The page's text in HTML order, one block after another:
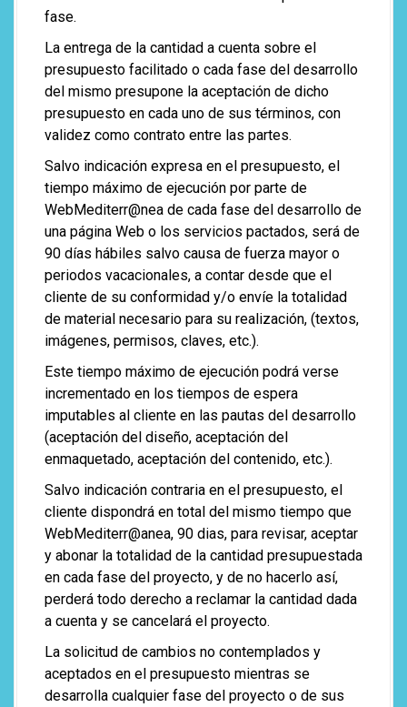
fase.
La entrega de la cantidad a cuenta sobre el
presupuesto facilitado o cada fase del desarrollo
del mismo presupone la aceptación de dicho
presupuesto en cada uno de sus términos, con
validez como contrato entre las partes.
Salvo indicación expresa en el presupuesto, el
tiempo máximo de ejecución por parte de
WebMediterr@nea de cada fase del desarrollo de
una página Web o los servicios pactados, será de
90 días hábiles salvo causa de fuerza mayor o
periodos vacacionales, a contar desde que el
cliente de su conformidad y/o envíe la totalidad
de material necesario para su realización, (textos,
imágenes, permisos, claves, etc.).
Este tiempo máximo de ejecución podrá verse
incrementado en los tiempos de espera
imputables al cliente en las pautas del desarrollo
(aceptación del diseño, aceptación del
enmaquetado, aceptación del contenido, etc.).
Salvo indicación contraria en el presupuesto, el
cliente dispondrá en total del mismo tiempo que
WebMediterr@anea, 90 dias, para revisar, aceptar
y abonar la totalidad de la cantidad presupuestada
en cada fase del proyecto, y de no hacerlo así,
perderá todo derecho a reclamar la cantidad dada
a cuenta y se cancelará el proyecto.
La solicitud de cambios no contemplados y
aceptados en el presupuesto mientras se
desarrolla cualquier fase del proyecto o de sus